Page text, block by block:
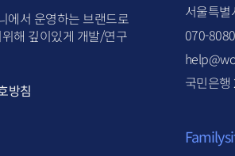
에서 운영하는 브랜드로
해 깊이있게 개발/연구
방침
서울특
070-
국민은